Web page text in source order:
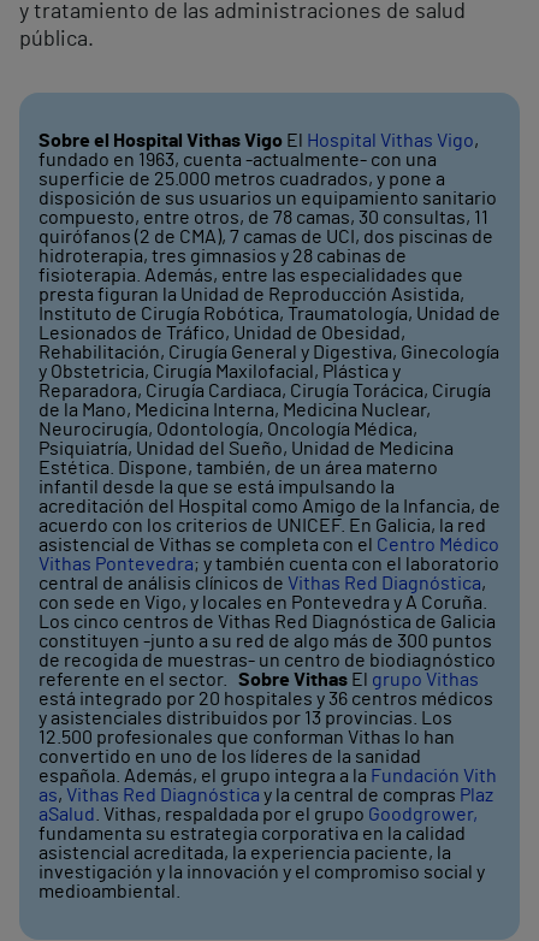
y tratamiento de las administraciones de salud
pública.
Sobre el Hospital Vithas Vigo El Hospital Vithas Vigo,
fundado en 1963, cuenta -actualmente- con una
superficie de 25.000 metros cuadrados, y pone a
disposición de sus usuarios un equipamiento sanitario
compuesto, entre otros, de 78 camas, 30 consultas, 11
quirófanos (2 de CMA), 7 camas de UCI, dos piscinas de
hidroterapia, tres gimnasios y 28 cabinas de
fisioterapia. Además, entre las especialidades que
presta figuran la Unidad de Reproducción Asistida,
Instituto de Cirugía Robótica, Traumatología, Unidad de
Lesionados de Tráfico, Unidad de Obesidad,
Rehabilitación, Cirugía General y Digestiva, Ginecología
y Obstetricia, Cirugía Maxilofacial, Plástica y
Reparadora, Cirugía Cardiaca, Cirugía Torácica, Cirugía
de la Mano, Medicina Interna, Medicina Nuclear,
Neurocirugía, Odontología, Oncología Médica,
Psiquiatría, Unidad del Sueño, Unidad de Medicina
Estética. Dispone, también, de un área materno
infantil desde la que se está impulsando la
acreditación del Hospital como Amigo de la Infancia, de
acuerdo con los criterios de UNICEF. En Galicia, la red
asistencial de Vithas se completa con el Centro Médico
Vithas Pontevedra; y también cuenta con el laboratorio
central de análisis clínicos de Vithas Red Diagnóstica,
con sede en Vigo, y locales en Pontevedra y A Coruña.
Los cinco centros de Vithas Red Diagnóstica de Galicia
constituyen -junto a su red de algo más de 300 puntos
de recogida de muestras- un centro de biodiagnóstico
referente en el sector. Sobre Vithas El grupo Vithas
está integrado por 20 hospitales y 36 centros médicos
y asistenciales distribuidos por 13 provincias. Los
12.500 profesionales que conforman Vithas lo han
convertido en uno de los líderes de la sanidad
española. Además, el grupo integra a la Fundación Vith
as, Vithas Red Diagnóstica y la central de compras Plaz
aSalud . Vithas, respaldada por el grupo Goodgrower,
fundamenta su estrategia corporativa en la calidad
asistencial acreditada, la experiencia paciente, la
investigación y la innovación y el compromiso social y
medioambiental.